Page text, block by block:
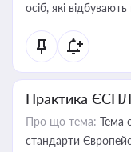
осіб, які
Практика ЄСПЛ
Про що тема: Тема
стандарти